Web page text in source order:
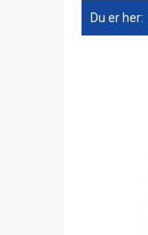
Du er her: